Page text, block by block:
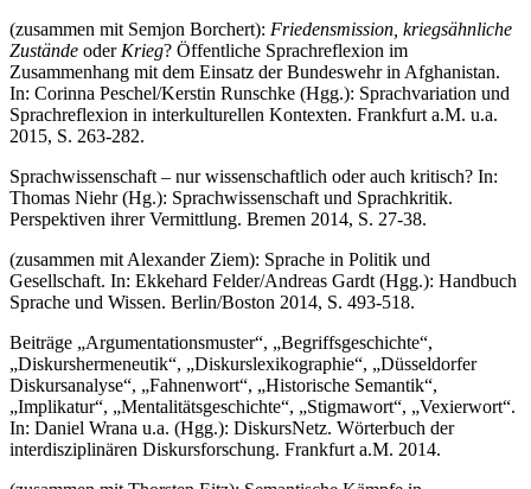
(zusammen mit Semjon Borchert): Friedensmission, kriegsähnliche
Zustände oderKrieg? Öffentliche Sprachreflexion im
Zusammenhang mit dem Einsatz der Bundeswehr in Afghanistan.
In: Corinna Peschel/Kerstin Runschke (Hgg.): Sprachvariation und
Sprachreflexion in interkulturellen Kontexten. Frankfurt a.M. u.a.
2015, S. 263-282.
Sprachwissenschaft – nur wissenschaftlich oder auch kritisch? In:
Thomas Niehr (Hg.): Sprachwissenschaft und Sprachkritik.
Perspektiven ihrer Vermittlung. Bremen 2014, S. 27-38.
(zusammen mit Alexander Ziem): Sprache in Politik und
Gesellschaft. In: Ekkehard Felder/Andreas Gardt (Hgg.): Handbuch
Sprache und Wissen. Berlin/Boston 2014, S. 493-518.
Beiträge „Argumentationsmuster“, „Begriffsgeschichte“,
„Diskurshermeneutik“, „Diskurslexikographie“, „Düsseldorfer
Diskursanalyse“, „Fahnenwort“, „Historische Semantik“,
„Implikatur“, „Mentalitätsgeschichte“, „Stigmawort“, „Vexierwort“.
In: Daniel Wrana u.a. (Hgg.): DiskursNetz. Wörterbuch der
interdisziplinären Diskursforschung. Frankfurt a.M. 2014.